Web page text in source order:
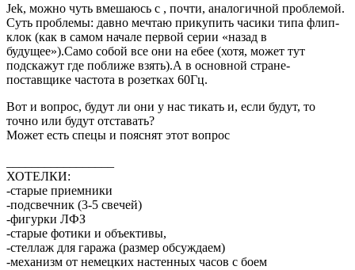
Jek, можно чуть вмешаюсь с , почти, аналогичной проблемой.
Суть проблемы: давно мечтаю прикупить часики типа флип-
клок (как в самом начале первой серии «назад в
будущее»).Само собой все они на ебее (хотя, может тут
подскажут где поближе взять).А в основной стране-
поставщике частота в розетках 60Гц.
Вот и вопрос, будут ли они у нас тикать и, если будут, то
точно или будут отставать?
Может есть спецы и пояснят этот вопрос
ХОТЕЛКИ:
-старые приемники
-подсвечник (3-5 свечей)
-фигурки ЛФЗ
-старые фотики и объективы,
-стеллаж для гаража (размер обсуждаем)
-механизм от немецких настенных часов с боем